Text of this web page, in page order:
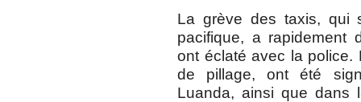
La grève des taxis, qui
pacifique, a rapidement
ont éclaté avec la police.
de pillage, ont été
Luanda, ainsi que dans